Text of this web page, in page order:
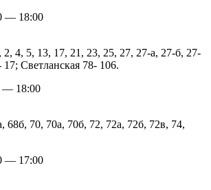
— 18:00
4, 5, 13, 17, 21, 23, 25, 27, 27-а, 27-б, 27-
Светланская 78- 106.
— 18:00
68б, 70, 70а, 70б, 72, 72а, 72б, 72в, 74,
— 17:00